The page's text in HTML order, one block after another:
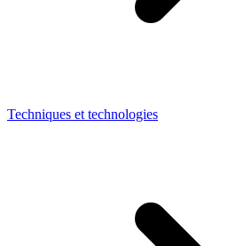
Techniques et technologies